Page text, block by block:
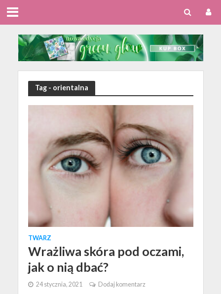
Tag - orientalna
TWARZ
Wrażliwa skóra pod oczami,
jak o nią dbać?
24 stycznia, 2021 Dodaj komentarz